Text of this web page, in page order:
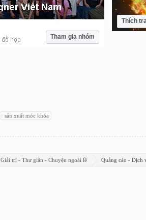
Tham gia nhóm
Thích
sản xuất móc khóa
Giải trí - Thư giãn - Chuyện ngoài lề Quảng cáo - Dịch